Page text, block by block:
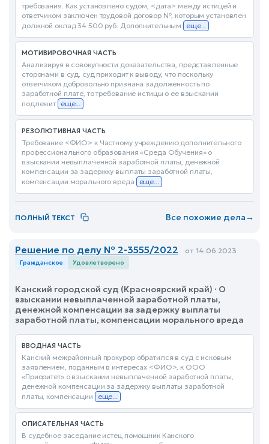
требования. Как установлено судом, <дата> между истицей и
ответчиком заключен трудовой договор №, которым установлен
должной оклад 34 500 руб. Дополнительным еще...
МОТИВИРОВОЧНАЯ ЧАСТЬ
Анализируя в совокупности доказательства, представленные
сторонами в суд, суд приходит к выводу, что поскольку
ответчиком добровольно признана задолженность по
заработной плате, то требование истицы о ее взыскании
подлежит еще...
РЕЗОЛЮТИВНАЯ ЧАСТЬ
Требование <ФИО> к Частному учреждению дополнительного
профессионального образования «Среда Обучения» о
взыскании невыплаченной заработной платы, денежной
компенсации за задержку выплаты заработной платы,
компенсации морального вреда
еще...
ПОЛНЫЙ ТЕКСТ Все похожие дела→
Решение по делу № 2-3555/2022 от 14.06.2023
Гражданское Удовлетворено
Канский городской суд (Красноярский край) · О
взыскании невыплаченной заработной платы,
денежной компенсации за задержку выплаты
заработной платы, компенсации морального вреда
ВВОДНАЯ ЧАСТЬ
Канский межрайонный прокурор обратился в суд с исковым
заявлением, поданным в интересах <ФИО>, к ООО
«Приоритет» о взыскании невыплаченной заработной платы,
денежной компенсации за задержку выплаты заработной
платы, компенсации
еще...
ОПИСАТЕЛЬНАЯ ЧАСТЬ
В судебное заседание истец помощник Канского